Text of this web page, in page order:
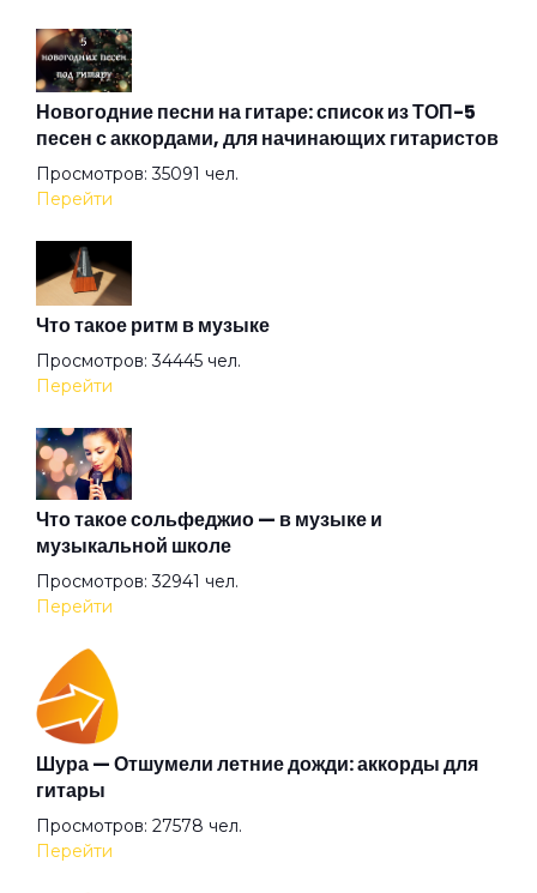
Бабушки
Барабанщик
Белые козы
Благодарю
Блины по-снайперски
Блюз
Блюзы гор
Бонни и Клайд
Брамс
Новогодние песни на гитаре: список из ТОП-5
песен с аккордами, для начинающих гитаристов
Просмотров: 35091 чел.
Перейти
Что такое ритм в музыке
Просмотров: 34445 чел.
Перейти
Что такое сольфеджио — в музыке и
музыкальной школе
Просмотров: 32941 чел.
Перейти
Шура — Отшумели летние дожди: аккорды для
гитары
Просмотров: 27578 чел.
Перейти